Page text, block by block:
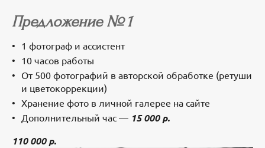
Предложение № 1
1 фотограф и ассистент
10 часов работы
От 500 фотографий в авторской обработке (ретуши
и цветокоррекции)
Хранение фото в личной галерее на сайте
Дополнительный час — 15 000 р.
110 000 р.